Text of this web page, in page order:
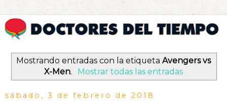
Mostrando entradas con la etiqueta Avengers vs
X-Men. Mostrar todas las entradas
sábado, 3 de febrero de 2018